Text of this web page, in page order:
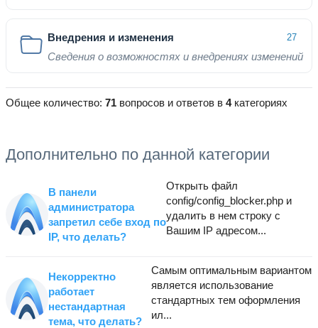
Внедрения и изменения 27
Сведения о возможностях и внедрениях изменений
Общее количество: 71 вопросов и ответов в 4категориях
Дополнительно по данной категории
В панели
администратора
запретил себе вход по
IP, что делать?
Открыть файл
config/config_blocker.php и
удалить в нем строку с
Вашим IP адресом...
Некорректно
работает
нестандартная
тема, что делать?
Cамым оптимальным вариантом
является использование
стандартных тем оформления
ил...